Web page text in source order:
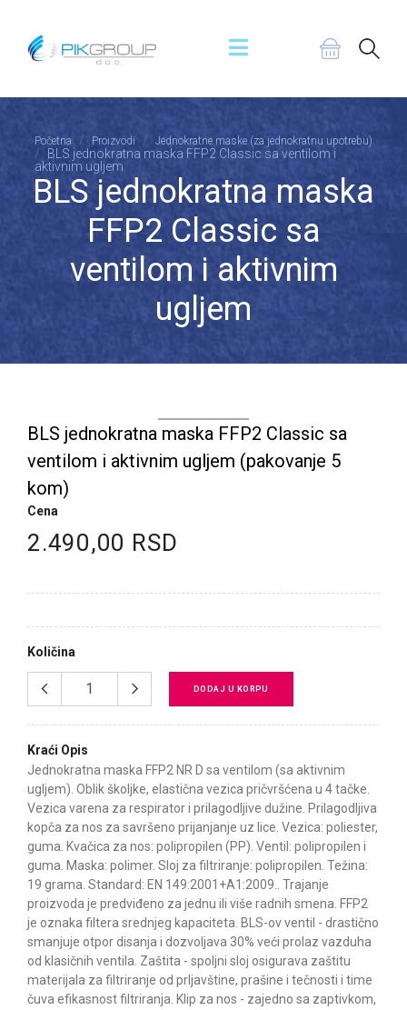
Početna Proizvodi Jednokratne maske (za jednokratnu upotrebu)
BLS jednokratna maska FFP2 Classic sa ventilom i
aktivnim ugljem
BLS jednokratna maska
FFP2 Classic sa
ventilom i aktivnim
ugljem
BLS jednokratna maska FFP2 Classic sa
ventilom i aktivnim ugljem (pakovanje 5
kom)
Cena
2.490,00 RSD
Količina
DODAJ U KORPU
Kraći Opis
Jednokratna maska FFP2 NR D sa ventilom (sa aktivnim
ugljem). Oblik školjke, elastična vezica pričvršćena u 4 tačke.
Vezica varena za respirator i prilagodljive dužine. Prilagodljiva
kopča za nos za savršeno prijanjanje uz lice. Vezica: poliester,
guma. Kvačica za nos: polipropilen (PP). Ventil: polipropilen i
guma. Maska: polimer. Sloj za filtriranje: polipropilen. Težina:
19 grama. Standard: EN 149:2001+A1:2009.. Trajanje
proizvoda je predviđeno za jednu ili više radnih smena. FFP2
je oznaka filtera srednjeg kapaciteta. BLS-ov ventil - drastično
smanjuje otpor disanja i dozvoljava 30% veći prolaz vazduha
od klasičnih ventila. Zaštita - spoljni sloj osigurava zaštitu
materijala za filtriranje od prljavštine, prašine i tečnosti i time
čuva efikasnost filtriranja. Klip za nos - zajedno sa zaptivkom,